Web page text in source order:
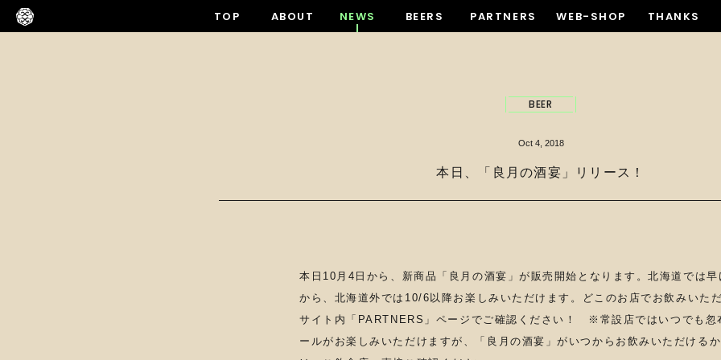
TOP ABOUT NEWS BEERS PARTNERS WEB-SHOP THANKS
BEER
Oct 4, 2018
本日、「良月の酒宴」リリース！
本日10月4日から、新商品「良月の酒宴」が販売開始となります。北海道では
から、北海道外では10/6以降お楽しみいただけます。どこのお店でお飲みいた
サイト内「PARTNERS」ページでご確認ください！ ※常設店ではいつでも忽
ールがお楽しみいただけますが、「良月の酒宴」がいつからお飲みいただける